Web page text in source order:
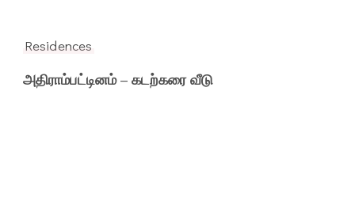
Residences
அதிராம்பட்டினம் – கடற்கரை வீடு